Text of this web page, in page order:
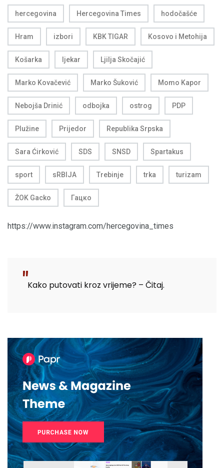
hercegovina Hercegovina Times hodočašće
Hram izbori KBK TIGAR Kosovo i Metohija
Košarka ljekar Ljilja Skočajić
Marko Kovačević Marko Šuković Momo Kapor
Nebojša Drinić odbojka ostrog PDP
Plužine Prijedor Republika Srpska
Sara Ćirković SDS SNSD Spartakus
sport sRBIJA Trebinje trka turizam
ŽOK Gacko Гацко
https://www.instagram.com/hercegovina_times
Kako putovati kroz vrijeme? – Čitaj.